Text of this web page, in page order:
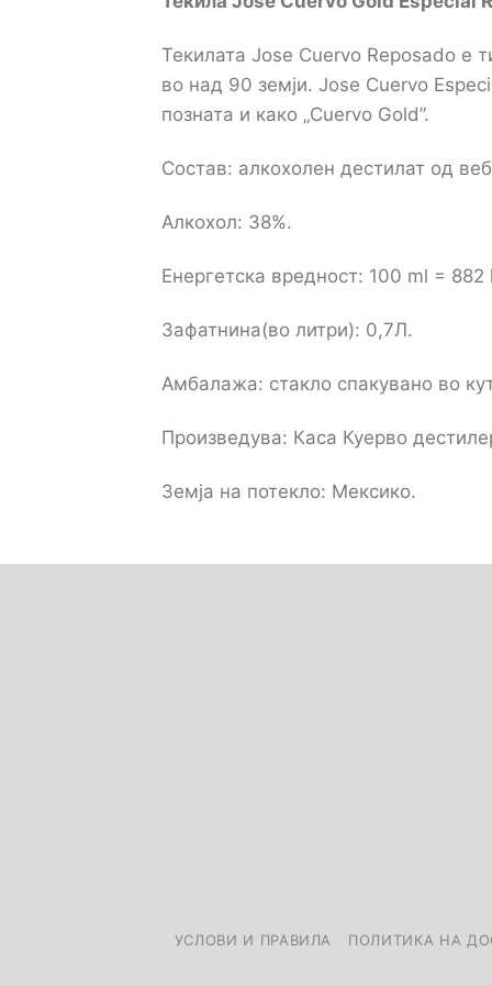
Текилата Jose Cuervo Reposado е
во над 90 земји. Jose Cuervo
познатa и како „Cuervo Gold”.
Состав: алкохолен дестилат од
Алкохол: 38%.
Енергетска вредност: 100 ml =
Зафатнина(во литри): 0,7Л.
Амбалажа: стакло спакувано во
Произведува: Каса Куерво
Земја на потекло: Мексико.
УСЛОВИ И ПРАВИЛА ПОЛИТИКА НА